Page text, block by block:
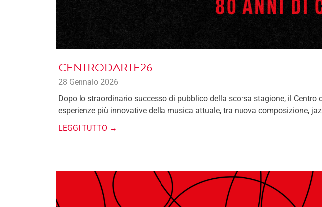
CENTRODARTE26
28 Gennaio 2026
Dopo lo straordinario successo di pubblico della scorsa stagione, il
esperienze più innovative della musica attuale, tra nuova composizione,
LEGGI TUTTO →